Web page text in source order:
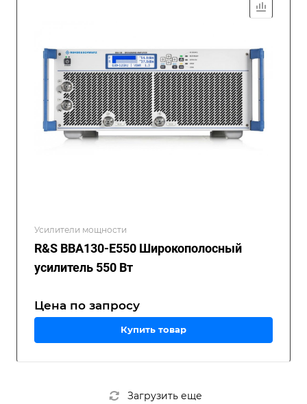
Усилители мощности
R&S BBA130-E550 Широкополосный
усилитель 550 Вт
Цена по запросу
Купить товар
Загрузить еще